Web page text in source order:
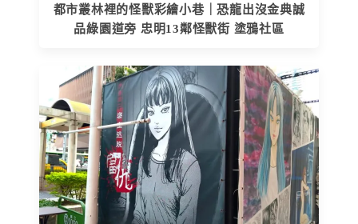
都市叢林裡的怪獸彩繪小巷｜恐龍出沒金典誠
品綠園道旁 忠明13鄰怪獸街 塗鴉社區